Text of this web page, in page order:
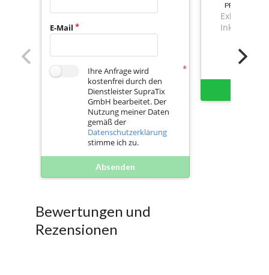
E-Mail
Ihre Anfrage wird
kostenfrei durch den
Dienstleister SupraTix
GmbH bearbeitet. Der
Nutzung meiner Daten
gemäß der
Datenschutzerklärung
stimme ich zu.
Absenden
PREIS
Exkl. Mwst.
Inkl. Mwst.
Bewertungen und
Rezensionen